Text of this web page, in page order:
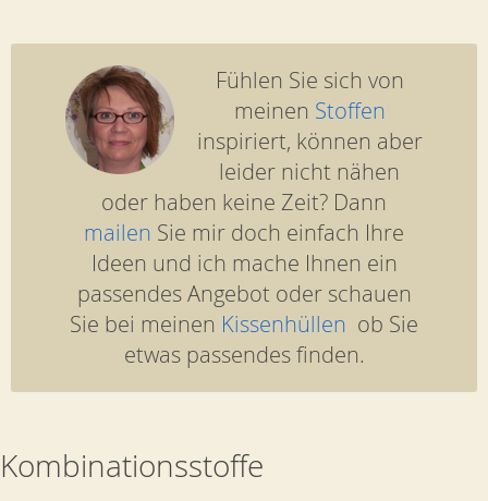
Fühlen Sie sich von
meinen Stoffen
inspiriert, können aber
leider nicht nähen
oder haben keine Zeit? Dann
mailen Sie mir doch einfach Ihre
Ideen und ich mache Ihnen ein
passendes Angebot oder schauen
Sie bei meinen Kissenhüllen ob Sie
etwas passendes finden.
Kombinationsstoffe